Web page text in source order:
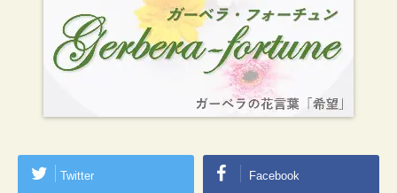
Twitter Facebook